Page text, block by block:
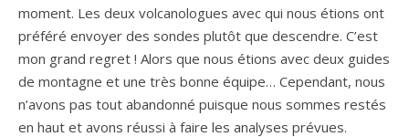
moment. Les deux volcanologues avec qui nous étions ont
préféré envoyer des sondes plutôt que descendre. C’est
mon grand regret ! Alors que nous étions avec deux guides
de montagne et une très bonne équipe… Cependant, nous
n’avons pas tout abandonné puisque nous sommes restés
en haut et avons réussi à faire les analyses prévues.